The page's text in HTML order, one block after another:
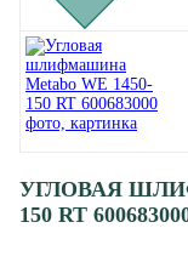
УГЛОВАЯ
150 RT